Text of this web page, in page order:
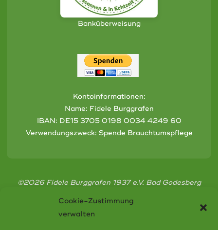
Cookie-Zustimmung
verwalten
Banküberweisung
Kontoinformationen:
Name: Fidele Burggrafen
IBAN: DE15 3705 0198 0034 4249 60
Verwendungszweck: Spende Brauchtumspflege
©2026 Fidele Burggrafen 1937 e.V. Bad Godesberg